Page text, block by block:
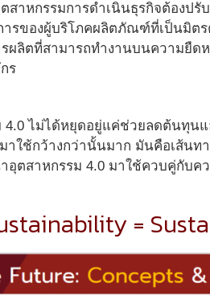
ตสาหกรรมการดำเนินธุรกิจต้อง
รของผู้บริโภคผลิตภัณฑ์ที่เป็นมิต
รผลิตที่สามารถทำงานบนความยื
ร
ไม่ได้หยุดอยู่แค่ช่วยลดต้นทุน
าใช้กว้างกว่านั้นมาก มันคือเส้นท
ตสาหกรรม 4.0 มาใช้ควบคู่กับค
=